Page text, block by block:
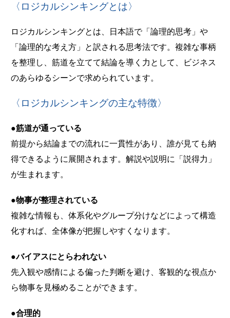
〈ロジカルシンキングとは〉
ロジカルシンキングとは、日本語で「論理的思考」や
「論理的な考え方」と訳される思考法です。複雑な事柄
を整理し、筋道を立てて結論を導く力として、ビジネス
のあらゆるシーンで求められています。
〈ロジカルシンキングの主な特徴〉
●筋道が通っている
前提から結論までの流れに一貫性があり、誰が見ても納
得できるように展開されます。解説や説明に「説得力」
が生まれます。
●物事が整理されている
複雑な情報も、体系化やグループ分けなどによって構造
化すれば、全体像が把握しやすくなります。
●バイアスにとらわれない
先入観や感情による偏った判断を避け、客観的な視点か
ら物事を見極めることができます。
●合理的